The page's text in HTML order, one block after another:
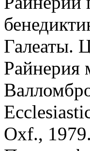
Галеаты.
Райнерия
Oxf.,